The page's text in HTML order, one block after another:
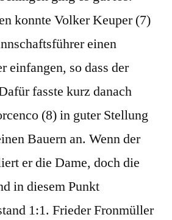
konnte Volker Keuper (7)
einen
einfangen, so dass der
fasste kurz danach
(8) in guter Stellung
Bauern an. Wenn der
er die Dame, doch die
in diesem Punkt
1:1. Frieder Fronmüller